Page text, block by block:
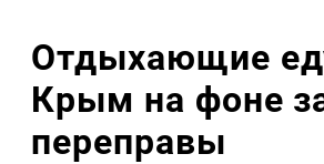
Отдыхающие
Крым на фоне
переправы